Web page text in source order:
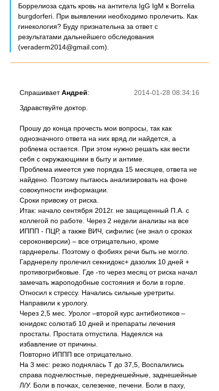
Боррелиоза сдать кровь на антитела IgG IgM к Borrelia
burgdorferi. При выявлении необходимо пролечить. Как
гинекология? Буду признательна за ответ с
результатами дальнейшего обследования
(veraderm2014@gmail.com).
2014-01-28 08:34:16
СпрашиваетАндрей:
Здравствуйте доктор.
Прошу до конца прочесть мои вопросы, так как
однозначного ответа на них вряд ли найдется, а
роблема остается. При этом нужно решать как вести
себя с окружающими в быту и антиме.
Проблема имеется уже порядка 15 месяцев, ответа не
найдено. Поэтому пытаюсь анализировать на фоне
совокупности информации.
Сроки привожу от риска.
Итак: начало сентября 2012г. не защищенный П.А. с
коллегой по работе. Через 2 недели анализы на все
ИППП - ПЦР, а также ВИЧ, сифилис (не знал о сроках
сероконверсии) – все отрицательно, кроме
гарднерелы. Поэтому о фобиях речи быть не могло.
Гарднерелу пролечил секнидокс+ дазолик 10 дней +
противогрибковые. Где -то через месяц от риска начал
замечать жароподобные состояния и боли в горле.
Относил к стрессу. Начались сильные уретриты.
Направили к урологу.
Через 2,5 мес. Уролог –второй курс антибиотиков –
юнидокс солютаб 10 дней и препараты лечения
простаты. Простата отпустила. Надеялся на
избавление от причины.
Повторно ИППП все отрицательно.
На 3 мес: резко поднялась Т до 37,5, Воспалились
справа подчелюстные, переднешейные, заднешейные
Л/У. Боли в почках, селезенке, печени. Боли в паху,